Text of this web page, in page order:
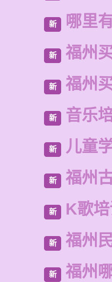
新 哪里
新 福州
新 福州
新 音乐
新 儿童
新 福州
新 K歌
新 福州
新 福州